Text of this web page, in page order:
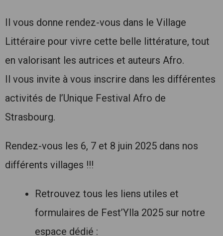
Il vous donne rendez-vous dans le Village
Littéraire pour vivre cette belle littérature, tout
en valorisant les autrices et auteurs Afro.
Il vous invite à vous inscrire dans les différentes
activités de l’Unique Festival Afro de
Strasbourg.
Rendez-vous les 6, 7 et 8 juin 2025 dans nos
différents villages !!!
Retrouvez tous les liens utiles et
formulaires de Fest’Ylla 2025 sur notre
espace dédié :